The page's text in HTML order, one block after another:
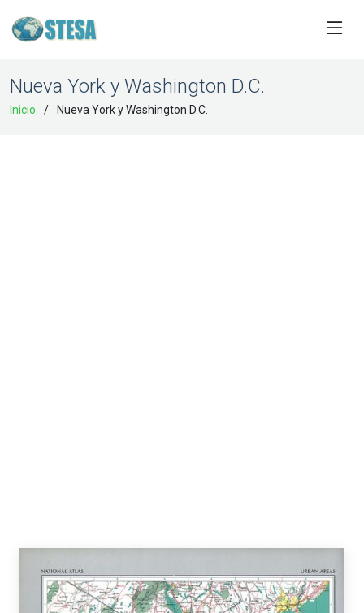
Nueva York y Washington D.C.
Inicio Nueva York y Washington D.C.